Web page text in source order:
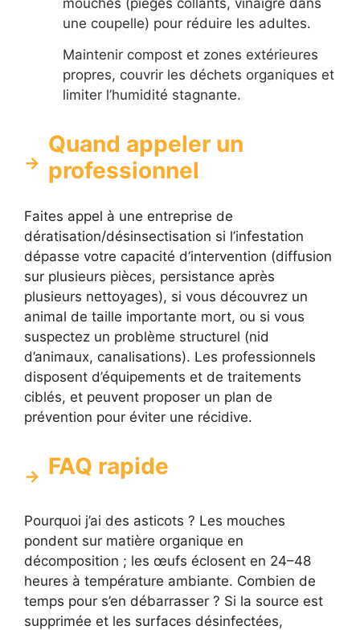
mouches (pièges collants, vinaigre dans
une coupelle) pour réduire les adultes.
Maintenir compost et zones extérieures
propres, couvrir les déchets organiques et
limiter l’humidité stagnante.
Quand appeler un
professionnel
Faites appel à une entreprise de
dératisation/désinsectisation si l’infestation
dépasse votre capacité d’intervention (diffusion
sur plusieurs pièces, persistance après
plusieurs nettoyages), si vous découvrez un
animal de taille importante mort, ou si vous
suspectez un problème structurel (nid
d’animaux, canalisations). Les professionnels
disposent d’équipements et de traitements
ciblés, et peuvent proposer un plan de
prévention pour éviter une récidive.
FAQ rapide
Pourquoi j’ai des asticots ? Les mouches
pondent sur matière organique en
décomposition ; les œufs éclosent en 24–48
heures à température ambiante. Combien de
temps pour s’en débarrasser ? Si la source est
supprimée et les surfaces désinfectées,